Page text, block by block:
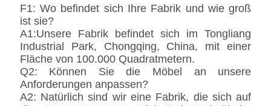
F1: Wo befindet sich Ihre Fabrik und wie groß
ist sie?
A1:Unsere Fabrik befindet sich im Tongliang
Industrial Park, Chongqing, China, mit einer
Fläche von 100.000 Quadratmetern.
Q2: Können Sie die Möbel an unsere
Anforderungen anpassen?
A2: Natürlich sind wir eine Fabrik, die sich auf